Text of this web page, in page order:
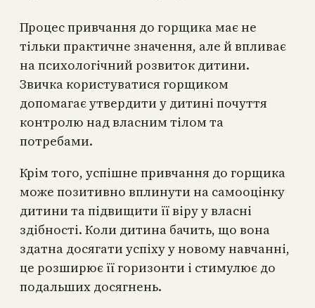
Процес привчання до горщика має не
тільки практичне значення, але й впливає
на психологічний розвиток дитини.
Звичка користуватися горщиком
допомагає утвердити у дитині почуття
контролю над власним тілом та
потребами.
Крім того, успішне привчання до горщика
може позитивно вплинути на самооцінку
дитини та підвищити її віру у власні
здібності. Коли дитина бачить, що вона
здатна досягати успіху у новому навчанні,
це розширює її горизонти і стимулює до
подальших досягнень.